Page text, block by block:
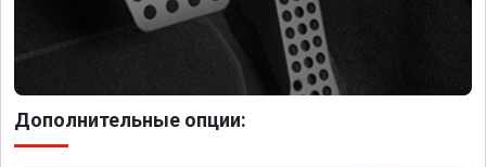
Дополнительные опции: